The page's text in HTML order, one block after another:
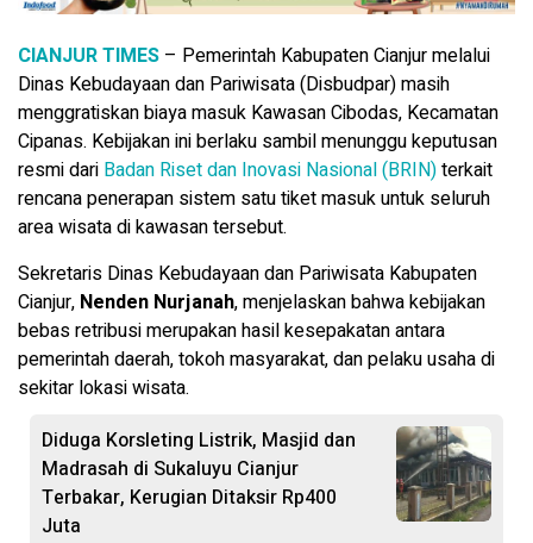
CIANJUR TIMES – Pemerintah Kabupaten Cianjur melalui
Dinas Kebudayaan dan Pariwisata (Disbudpar) masih
menggratiskan biaya masuk Kawasan Cibodas, Kecamatan
Cipanas. Kebijakan ini berlaku sambil menunggu keputusan
resmi dari Badan Riset dan Inovasi Nasional (BRIN)terkait
rencana penerapan sistem satu tiket masuk untuk seluruh
area wisata di kawasan tersebut.
Sekretaris Dinas Kebudayaan dan Pariwisata Kabupaten
Cianjur, Nenden Nurjanah, menjelaskan bahwa kebijakan
bebas retribusi merupakan hasil kesepakatan antara
pemerintah daerah, tokoh masyarakat, dan pelaku usaha di
sekitar lokasi wisata.
Diduga Korsleting Listrik, Masjid dan
Madrasah di Sukaluyu Cianjur
Terbakar, Kerugian Ditaksir Rp400
Juta